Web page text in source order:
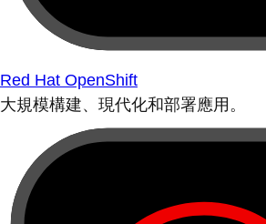
Red Hat OpenShift
大規模構建、現代化和部署應用。